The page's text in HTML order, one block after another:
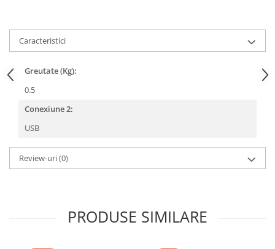
Caracteristici
Greutate (Kg):
0.5
Conexiune 2:
USB
Review-uri(0)
PRODUSE SIMILARE